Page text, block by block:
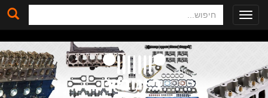
Toggle
navigation